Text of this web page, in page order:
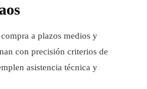
a plazos medios y
con precisión criterios de
asistencia técnica y